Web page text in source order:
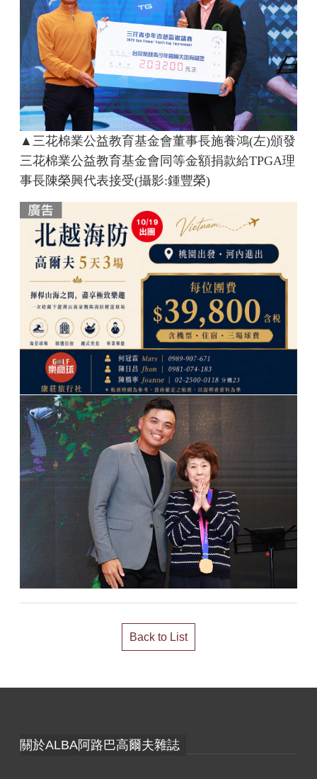
▲三花棉業公益教育基金會董事長施養鴻(左)頒發
三花棉業公益教育基金會同等金額捐款給TPGA理
事長陳榮興代表接受(攝影:鍾豐榮)